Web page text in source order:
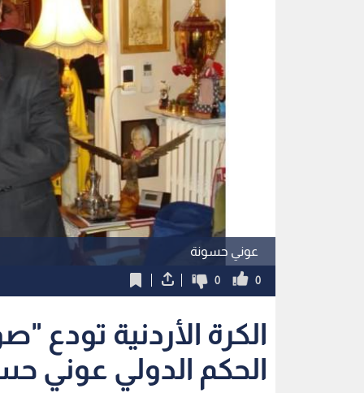
عوني حسونة
0
0
الكرة الأردنية تودع
الحكم الدولي عوني